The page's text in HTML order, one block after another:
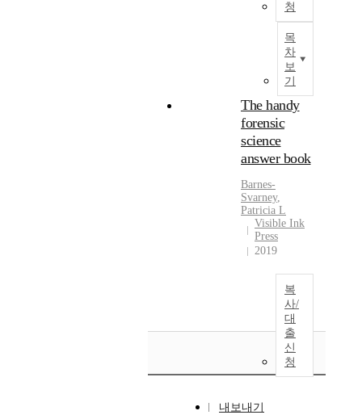
청
목
차
보
기
The handy
forensic
science
answer book
Barnes-
Svarney,
Patricia L
Visible Ink
Press
2019
복
사/
대
출
신
청
내보내기